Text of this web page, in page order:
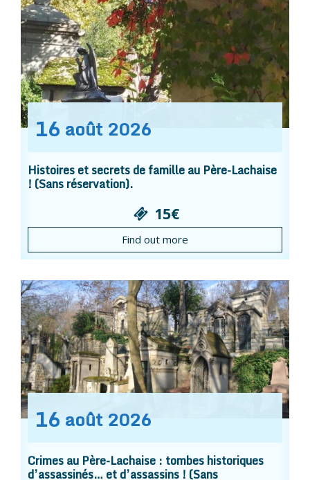
16 août 2026
Histoires et secrets de famille au Père-Lachaise
! (Sans réservation).
15€
Find out more
16 août 2026
Crimes au Père-Lachaise : tombes historiques
d’assassinés… et d’assassins ! (Sans